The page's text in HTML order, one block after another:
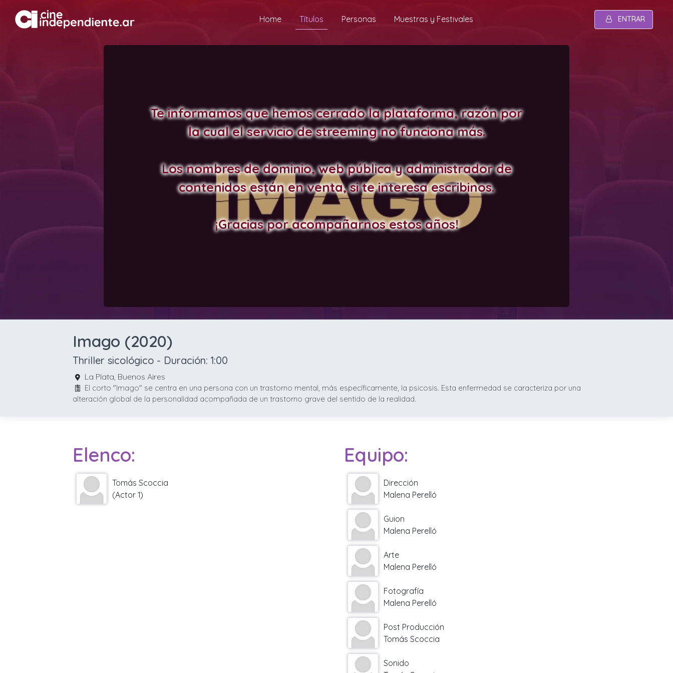
Home Títulos Personas Muestras y Festivales ENTRAR
Te informamos que hemos cerrado la plataforma, razón por
la cual el servicio de streeming no funciona más.
Los nombres de dominio, web pública y administrador de
contenidos están en venta, si te interesa escribinos.
¡Gracias por acompañarnos estos años!
Imago (2020)
Thriller sicológico - Duración:1:00
La Plata, Buenos Aires
El corto "Imago" se centra en una persona con un trastorno mental, más específicamente, la psicosis. Esta enfermedad se caracteriza por una
alteración global de la personalidad acompañada de un trastorno grave del sentido de la realidad.
Elenco:
Tomás Scoccia
(Actor 1)
Equipo:
Dirección
Malena Perelló
Guion
Malena Perelló
Arte
Malena Perelló
Fotografía
Malena Perelló
Post Producción
Tomás Scoccia
Sonido